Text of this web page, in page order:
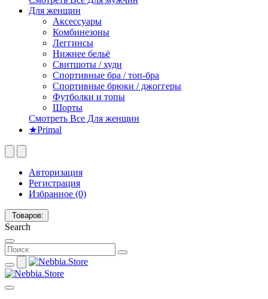
Для женщин
Аксессуары
Комбинезоны
Леггинсы
Нижнее бельё
Свитшоты / худи
Спортивные бра / топ-бра
Спортивные брюки / джоггеры
Футболки и топы
Шорты
Смотреть Все Для женщин
★Primal
Авторизация
Регистрация
Избранное (0)
Товаров:
Search